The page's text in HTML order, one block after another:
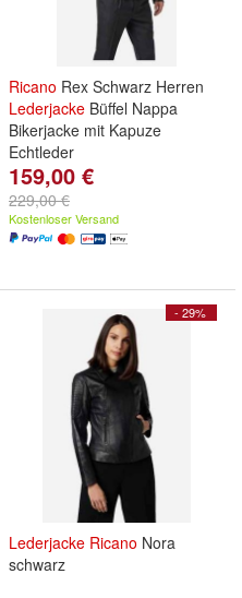
Ricano Rex Schwarz Herren
Lederjacke Büffel Nappa
Bikerjacke mit Kapuze
Echtleder
159,00 €
229,00 €
Kostenloser Versand
- 29%
Lederjacke Ricano Nora
schwarz